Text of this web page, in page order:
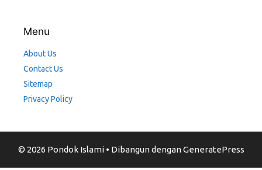
Menu
About Us
Contact Us
Sitemap
Privacy Policy
© 2026 Pondok Islami• Dibangun denganGeneratePress